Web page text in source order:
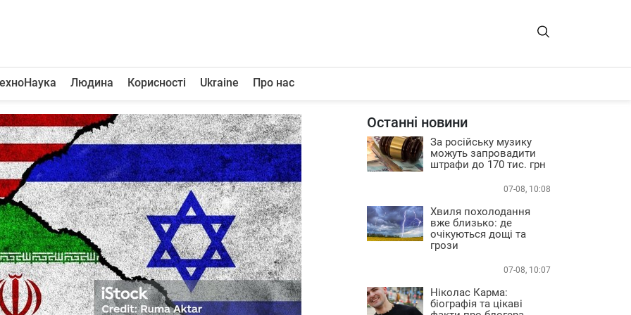
Людина Корисності Ukraine Про нас
Останні новини
За російську музику
можуть запровадити
штрафи до 170 тис. грн
07-08, 10:08
Хвиля похолодання
вже близько: де
очікуються дощі та
грози
07-08, 10:07
Ніколас Карма:
біографія та цікаві